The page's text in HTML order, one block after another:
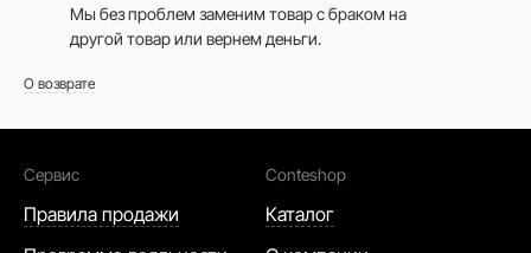
Мы без проблем заменим товар с браком на
другой товар или вернем деньги.
О возврате
Сервис
Правила продажи
Conteshop
Каталог